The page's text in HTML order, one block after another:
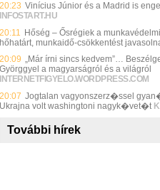
20:23 Vinícius Júnior és a Madrid is
INFOSTART.HU
20:11
Hőség – Ősrégiek a
hőhatárt, munkaidő-csökkentést
20:09 „Már írni sincs kedvem”…
Györggyel a magyarságról és a világról
INTERNETFIGYELO.WORDPRESS.COM
20:07 Jogtalan vagyonszerz�ssel
Ukrajna volt washingtoni nagyk�vet�t
További hírek